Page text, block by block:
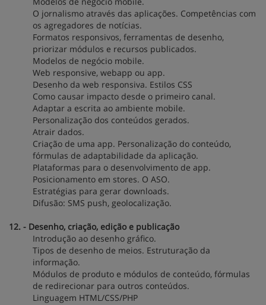
O jornalismo através das aplicações. Competências com
os agregadores de notícias.
Formatos responsivos, ferramentas de desenho,
priorizar módulos e recursos publicados.
Modelos de negócio mobile.
Web responsive, webapp ou app.
Desenho da web responsiva. Estilos CSS
Como causar impacto desde o primeiro canal.
Adaptar a escrita ao ambiente mobile.
Personalização dos conteúdos gerados.
Atrair dados.
Criação de uma app. Personalização do conteúdo,
fórmulas de adaptabilidade da aplicação.
Plataformas para o desenvolvimento de app.
Posicionamento em stores. O ASO.
Estratégias para gerar downloads.
Difusão: SMS push, geolocalização.
12. - Desenho, criação, edição e publicação
Introdução ao desenho gráfico.
Tipos de desenho de meios. Estruturação da
informação.
Módulos de produto e módulos de conteúdo, fórmulas
de redirecionar para outros conteúdos.
Linguagem HTML/CSS/PHP